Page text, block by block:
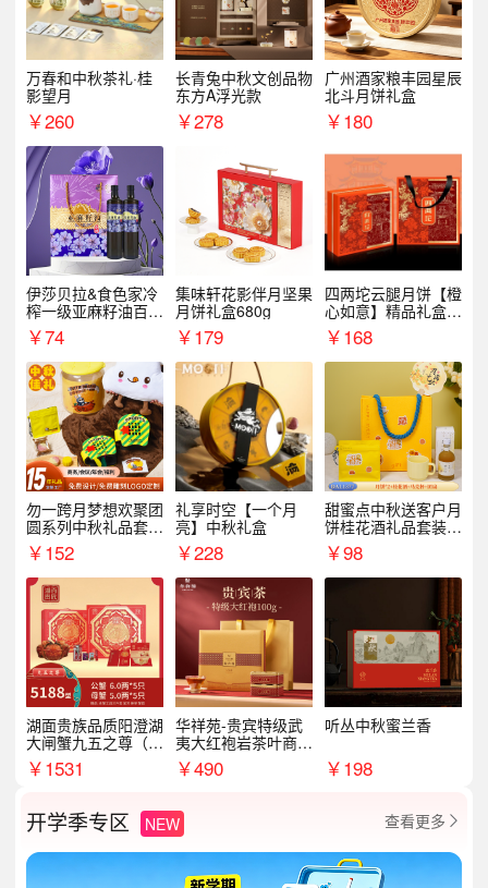
万春和中秋茶礼·桂
影望月
￥260
长青兔中秋文创品物
东方A浮光款
￥278
广州酒家粮丰园星辰
北斗月饼礼盒
￥180
伊莎贝拉&食色家冷
榨一级亚麻籽油百紫
千红500ml*2礼盒
￥74
集味轩花影伴月坚果
月饼礼盒680g
￥179
四两坨云腿月饼【橙
心如意】精品礼盒4
50g/盒
￥168
勿一跨月梦想欢聚团
圆系列中秋礼品套装
企业送客户商务伴手
礼
￥152
礼享时空【一个月
亮】中秋礼盒
￥228
甜蜜点中秋送客户月
饼桂花酒礼品套装D
AL1377
￥98
湖面贵族品质阳澄湖
大闸蟹九五之尊（卡
券）5188型
￥1531
华祥苑-贵宾特级武
夷大红袍岩茶叶商务
礼盒中秋节送长辈1
00g
￥490
听丛中秋蜜兰香
￥198
开学季专区 NEW 查看更多 